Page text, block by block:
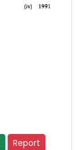
Report